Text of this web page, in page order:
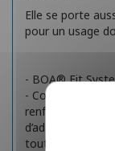
Elle se porte
pour un usage
- BOA® Fit
- Coque rigide
renforcé optimal
d’adapter la
tout en évitant